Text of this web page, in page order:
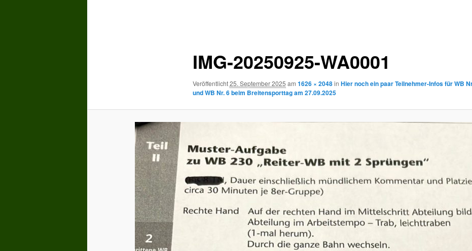
IMG-20250925-WA0001
Veröffentlicht25. September 2025 am 1626 × 2048in Hier noch ein paar Teilnehmer-Infos für WB
und WB Nr. 6 beim Breitensporttag am 27.09.2025